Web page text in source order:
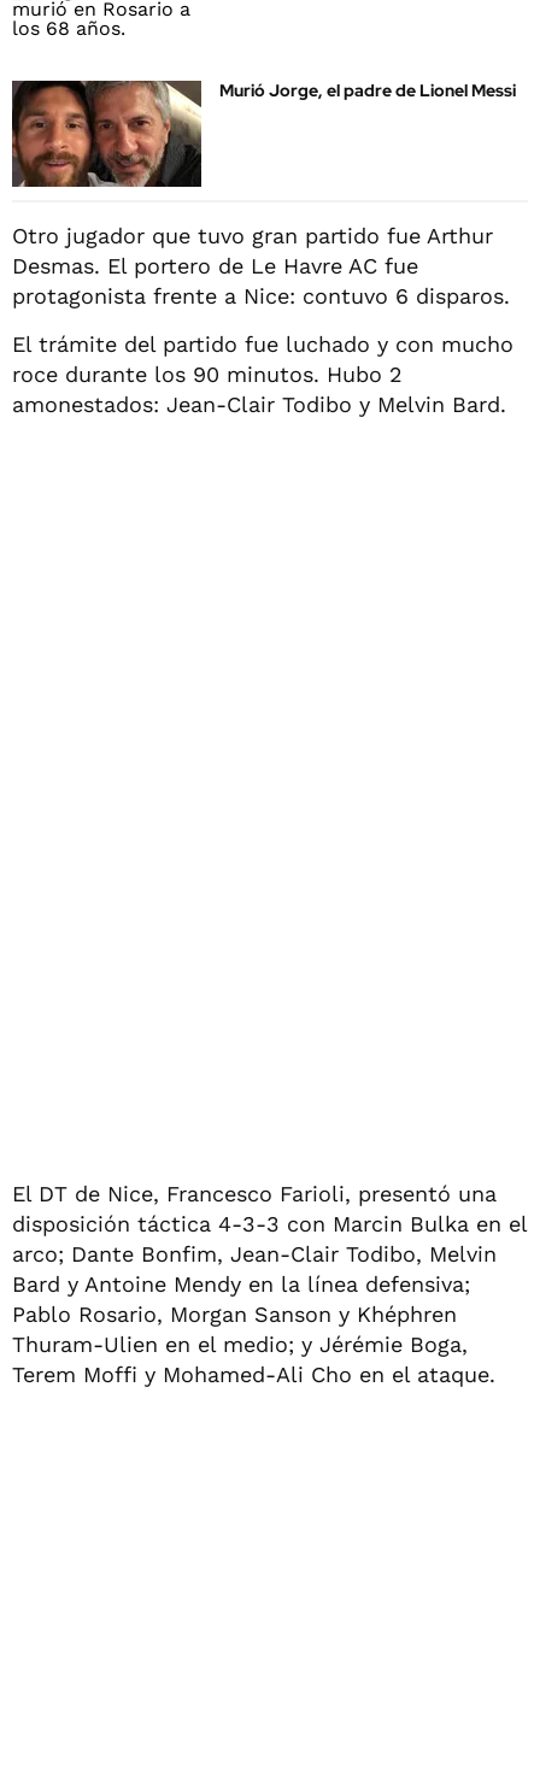
Murió Jorge, el padre de Lionel Messi
Otro jugador que tuvo gran partido fue Arthur
Desmas. El portero de Le Havre AC fue
protagonista frente a Nice: contuvo 6 disparos.
El trámite del partido fue luchado y con mucho
roce durante los 90 minutos. Hubo 2
amonestados: Jean-Clair Todibo y Melvin Bard.
El DT de Nice, Francesco Farioli, presentó una
disposición táctica 4-3-3 con Marcin Bulka en el
arco; Dante Bonfim, Jean-Clair Todibo, Melvin
Bard y Antoine Mendy en la línea defensiva;
Pablo Rosario, Morgan Sanson y Khéphren
Thuram-Ulien en el medio; y Jérémie Boga,
Terem Moffi y Mohamed-Ali Cho en el ataque.